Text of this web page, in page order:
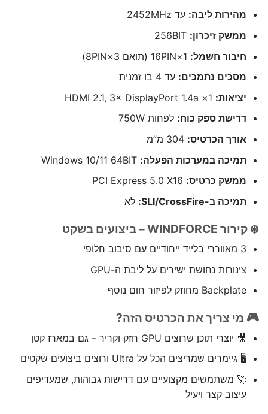
מהירות ליבה: עד 2452MHz
ממשק זיכרון:
חיבור חשמל:
מסכים נתמכים: עד 4 בו זמנית
יציאות:
דרישת ספק כוח: לפחות 750W
אורך הכרטיס:
תמיכה במערכות הפעלה:
ממשק כרטיס:
תמיכה ב-SLI/CrossFire:
לא
❄️ קירור WINDFORCE – ביצועים בשקט
3 מאווררי בלייד ייחודיים עם סיבוב חלופי
צינורות נחושת ישירים על ליבת ה-GPU
Backplate מחוזק לפיזור חום נוסף
🎮 מי צריך את הכרטיס הזה?
🎥 יוצרי תוכן שרוצים GPU חזק וקריר – גם במארז קטן
🖥️ גיימרים שמריצים הכל על Ultra ורוצים ביצועים שקטים
🚀 משתמשים מקצועיים עם דרישות גבוהות, שמעדיפים
עיצוב קצר ויעיל